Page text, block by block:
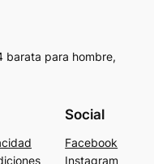
barata para hombre,
Social
Facebook
Instagram